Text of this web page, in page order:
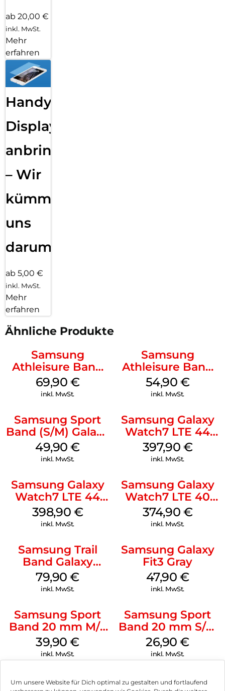
Um unsere Website für Dich optimal zu gestalten und fortlaufend
ab 20,00 €
inkl. MwSt.
Mehr
erfahren
Handy
Displayfolie
anbringen
– Wir
kümmern
uns
darum!
ab 5,00 €
inkl. MwSt.
Mehr
erfahren
Ähnliche Produkte
Samsung
Athleisure Band
(S/M) Galaxy
Watch8/Watch8
69,90 €
inkl. MwSt.
Samsung
Athleisure Band
(S/M) Galaxy
Watch8/Watch8
54,90 €
inkl. MwSt.
Samsung Sport
Band (S/M) Galaxy
Watch8/Watch8
Classic White
49,90€
inkl. MwSt.
Samsung Galaxy
Watch7 LTE 44
mm Green
397,90 €
inkl. MwSt.
Samsung Galaxy
Watch7 LTE 44
mm Silver
398,90 €
inkl. MwSt.
Samsung Galaxy
Watch7 LTE 40
mm Cream
374,90 €
inkl. MwSt.
Samsung Trail
Band Galaxy
Watch Ultra
Orange
79,90€
inkl. MwSt.
Samsung Galaxy
Fit3 Gray
47,90 €
inkl. MwSt.
Samsung Sport
Band 20 mm M/L
Galaxy Watch4
Serie Graphite
39,90€
inkl. MwSt.
Samsung Sport
Band 20 mm S/M
Galaxy Watch4
Serie Graphite
26,90€
inkl. MwSt.